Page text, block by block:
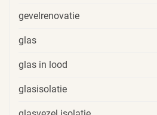
gevelrenovatie
glas
glas in lood
glasisolatie